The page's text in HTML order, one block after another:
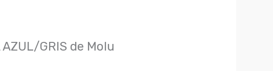
GRIS de Molu